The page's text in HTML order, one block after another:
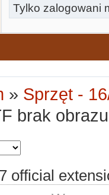
Tylko zalogowani
» Sprzęt -
brak
7 official